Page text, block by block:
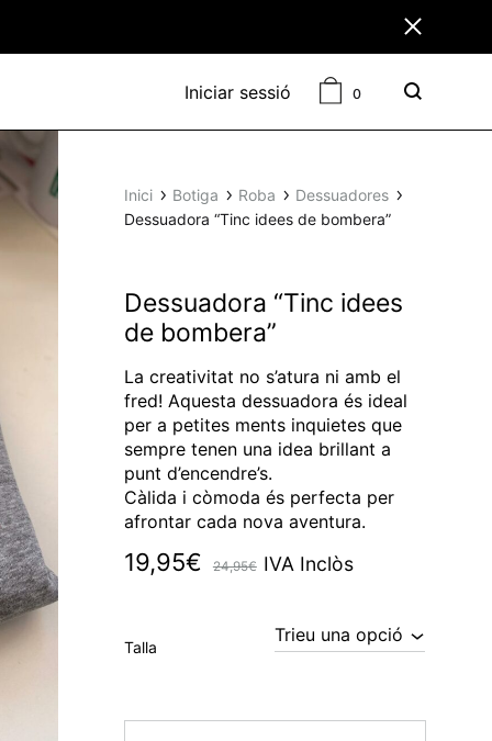
Iniciar sessió Cistella
0 Cercar
Inici Botiga Roba
Dessuadores
Dessuadora “Tinc idees de bombera”
Dessuadora “Tinc idees
de bombera”
La creativitat no s’atura ni amb el
fred! Aquesta dessuadora és ideal
per a petites ments inquietes que
sempre tenen una idea brillant a
punt d’encendre’s.
Càlida i còmoda és perfecta per
afrontar cada nova aventura.
19,95€ 24,95€ IVA Inclòs
Talla